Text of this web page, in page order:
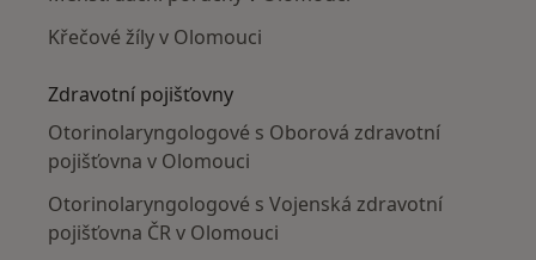
Křečové žíly v Olomouci
Zdravotní pojišťovny
Otorinolaryngologové s Oborová zdravotní
pojišťovna v Olomouci
Otorinolaryngologové s Vojenská zdravotní
pojišťovna ČR v Olomouci